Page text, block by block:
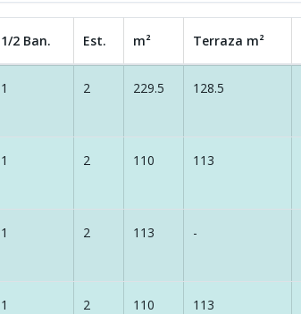
1/2 Ban. Est. m² Terraza m²
1 2 229.5 128.5
1 2 110 113
1 2 113 -
1 2 110 113